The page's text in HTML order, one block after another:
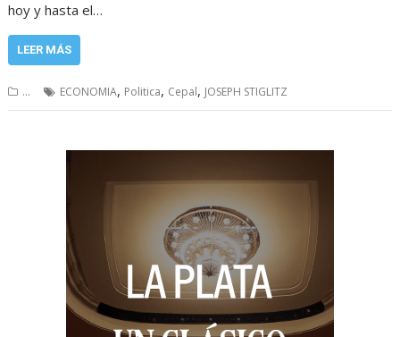
hoy y hasta el…
LEER MÁS
... ECONOMIA, Politica, Cepal, JOSEPH STIGLITZ